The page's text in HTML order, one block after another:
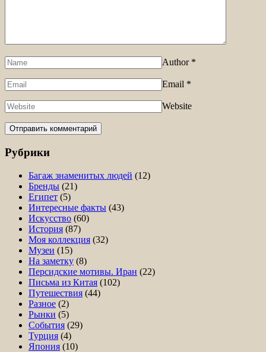
Author *
Email *
Website
Рубрики
Багаж знаменитых людей (12)
Бренды (21)
Египет (5)
Интересные факты (43)
Искусство (60)
История (87)
Моя коллекция (32)
Музеи (15)
На заметку (8)
Персидские мотивы. Иран (22)
Письма из Китая (102)
Путешествия (44)
Разное (2)
Рынки (5)
События (29)
Турция (4)
Япония (10)